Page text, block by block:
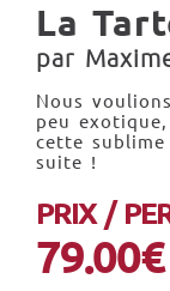
La
par
Nous
peu
cette
suite !
PRIX /
79.00€